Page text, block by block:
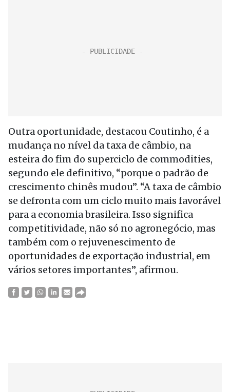
Outra oportunidade, destacou Coutinho, é a
mudança no nível da taxa de câmbio, na
esteira do fim do superciclo de commodities,
segundo ele definitivo, “porque o padrão de
crescimento chinês mudou”. “A taxa de câmbio
se defronta com um ciclo muito mais favorável
para a economia brasileira. Isso significa
competitividade, não só no agronegócio, mas
também com o rejuvenescimento de
oportunidades de exportação industrial, em
vários setores importantes”, afirmou.